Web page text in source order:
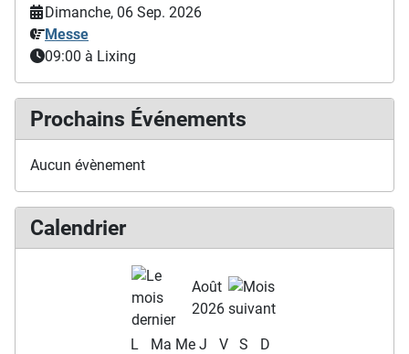
Dimanche, 06 Sep. 2026
Messe
09:00 à Lixing
Prochains Événements
Aucun évènement
Calendrier
Août
2026
L Ma Me J V S
D